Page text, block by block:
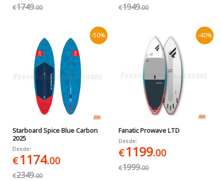
€1749.00 €1949.00
-50%
Starboard Spice Blue Carbon
2025
Desde:
€1174.00
€2349.00
-40%
Fanatic Prowave LTD
Desde:
€1199.00
€1999.00